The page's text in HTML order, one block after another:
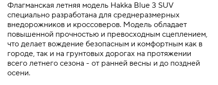
Флагманская летняя модель Hakka Blue 3 SUV
специально разработана для среднеразмерных
внедорожников и кроссоверов. Модель обладает
повышенной прочностью и превосходным сцеплением,
что делает вождение безопасным и комфортным как в
городе, так и на грунтовых дорогах на протяжении
всего летнего сезона - от ранней весны и до поздней
осени.